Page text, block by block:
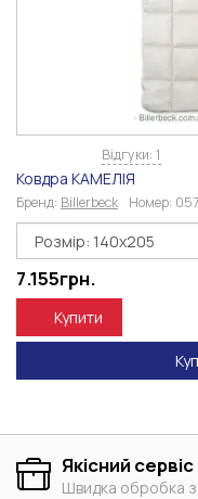
Відгуки: 1
Ковдра КАМЕЛІЯ
Бренд: Billerbeck Номер:
7.155грн.
Купити
Якісний сервіс
Швидка обробка